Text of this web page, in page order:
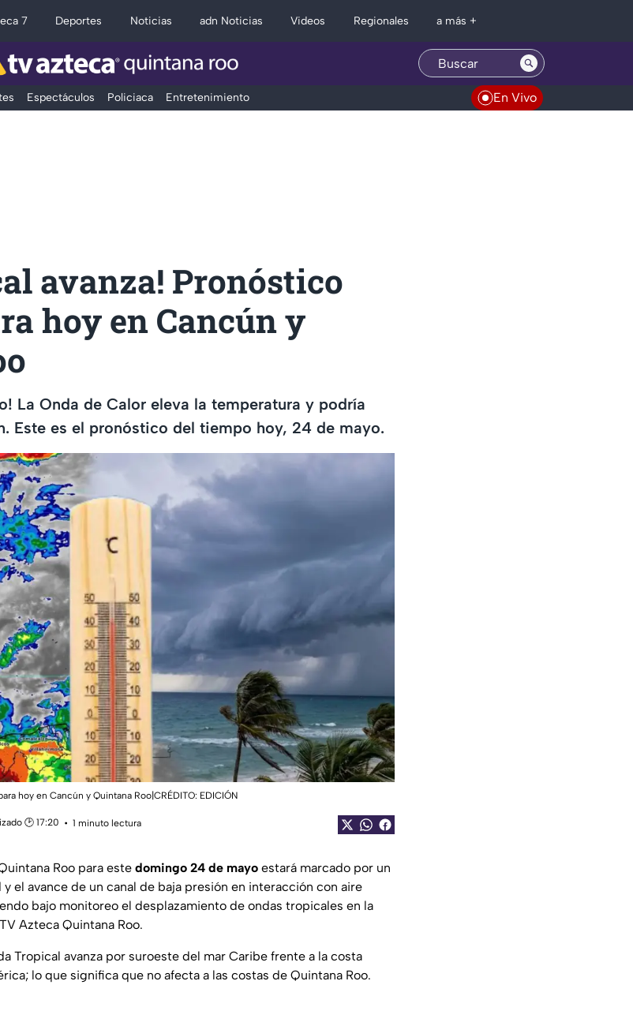
7 Deportes Noticias adn Noticias Videos Regionales a más +
Espectáculos Policiaca Entretenimiento En Vivo
avanza! Pronóstico
hoy en Cancún y
La Onda de Calor eleva la temperatura y podría
Este es el pronóstico del tiempo hoy, 24 de mayo.
hoy en Cancún y Quintana Roo|CRÉDITO: EDICIÓN
🕑 17:20
1 minuto lectura
Roo para este domingo 24 de mayo estará marcado por un
el avance de un canal de baja presión en interacción con aire
bajo monitoreo el desplazamiento de ondas tropicales en la
Azteca Quintana Roo.
Tropical avanza por suroeste del mar Caribe frente a la costa
lo que significa que no afecta a las costas de Quintana Roo.